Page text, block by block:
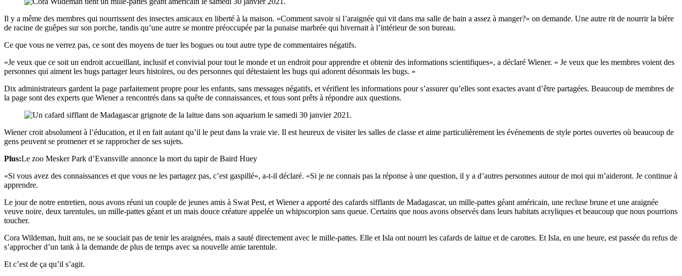
Il y a même des membres qui nourrissent des insectes amicaux en liberté à la maison. «Comment savoir si l’araignée qui vit dans ma salle de bain a assez à manger?» on demande. Une autre rit de nourrir la bière
de racine de guêpes sur son porche, tandis qu’une autre se montre préoccupée par la punaise marbrée qui hivernait à l’intérieur de son bureau.
Ce que vous ne verrez pas, ce sont des moyens de tuer les bogues ou tout autre type de commentaires négatifs.
«Je veux que ce soit un endroit accueillant, inclusif et convivial pour tout le monde et un endroit pour apprendre et obtenir des informations scientifiques», a déclaré Wiener. « Je veux que les membres voient des
personnes qui aiment les bugs partager leurs histoires, ou des personnes qui détestaient les bugs qui adorent désormais les bugs. »
Dix administrateurs gardent la page parfaitement propre pour les enfants, sans messages négatifs, et vérifient les informations pour s’assurer qu’elles sont exactes avant d’être partagées. Beaucoup de membres de
la page sont des experts que Wiener a rencontrés dans sa quête de connaissances, et tous sont prêts à répondre aux questions.
Wiener croit absolument à l’éducation, et il en fait autant qu’il le peut dans la vraie vie. Il est heureux de visiter les salles de classe et aime particulièrement les événements de style portes ouvertes où beaucoup de
gens peuvent se promener et se rapprocher de ses sujets.
Plus:Le zoo Mesker Park d’Evansville annonce la mort du tapir de Baird Huey
«Si vous avez des connaissances et que vous ne les partagez pas, c’est gaspillé», a-t-il déclaré. «Si je ne connais pas la réponse à une question, il y a d’autres personnes autour de moi qui m’aideront. Je continue à
apprendre.
Le jour de notre entretien, nous avons réuni un couple de jeunes amis à Swat Pest, et Wiener a apporté des cafards sifflants de Madagascar, un mille-pattes géant américain, une recluse brune et une araignée
veuve noire, deux tarentules, un mille-pattes géant et un mais douce créature appelée un whipscorpion sans queue. Certains que nous avons observés dans leurs habitats acryliques et beaucoup que nous pourrions
toucher.
Cora Wildeman, huit ans, ne se souciait pas de tenir les araignées, mais a sauté directement avec le mille-pattes. Elle et Isla ont nourri les cafards de laitue et de carottes. Et Isla, en une heure, est passée du refus de
s’approcher d’un tank à la demande de plus de temps avec sa nouvelle amie tarentule.
Et c’est de ça qu’il s’agit.